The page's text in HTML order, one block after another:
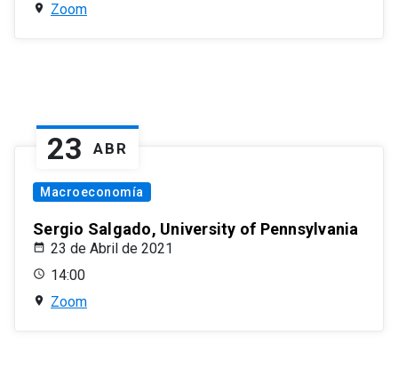
Zoom
23 ABR
Macroeconomía
Sergio Salgado, University of Pennsylvania
23 de Abril de 2021
14:00
Zoom